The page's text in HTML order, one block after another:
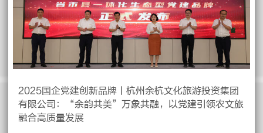
2025国企党建创新品牌丨杭州余杭文化旅游投资集团
有限公司：“余韵共美”万象共融，以党建引领农文旅
融合高质量发展